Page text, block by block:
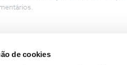
de cookies